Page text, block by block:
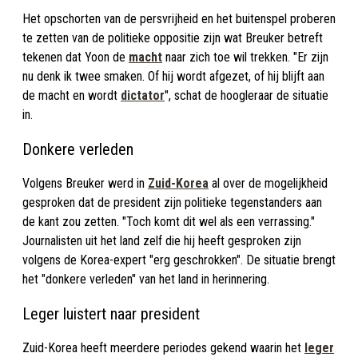
Het opschorten van de persvrijheid en het buitenspel proberen
te zetten van de politieke oppositie zijn wat Breuker betreft
tekenen dat Yoon de macht naar zich toe wil trekken. "Er zijn
nu denk ik twee smaken. Of hij wordt afgezet, of hij blijft aan
de macht en wordt dictator", schat de hoogleraar de situatie
in.
Donkere verleden
Volgens Breuker werd in Zuid-Korea al over de mogelijkheid
gesproken dat de president zijn politieke tegenstanders aan
de kant zou zetten. "Toch komt dit wel als een verrassing."
Journalisten uit het land zelf die hij heeft gesproken zijn
volgens de Korea-expert "erg geschrokken". De situatie brengt
het "donkere verleden" van het land in herinnering.
Leger luistert naar president
Zuid-Korea heeft meerdere periodes gekend waarin het leger